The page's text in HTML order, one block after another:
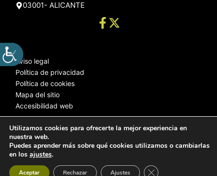
03001- ALICANTE
Aviso legal
Política de privacidad
Política de cookies
Mapa del sitio
Accesibilidad web
© 2025 Web desarrollada por el Servicio de Informática de Diputación
Utilizamos cookies para ofrecerte la mejor experiencia en
nuestra web.
Puedes aprender más sobre qué cookies utilizamos o cambiarlas
en los ajustes.
Aceptar Rechazar Ajustes Cerrar el banner de